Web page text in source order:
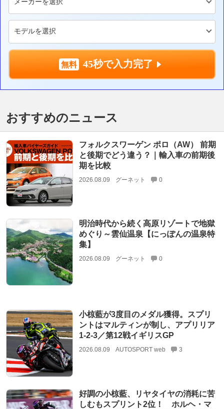
45秒で入力完了
おすすめのニュース
フォルクスワーゲン ポロ（AW） 前期
と後期でどう違う？｜輸入車の前期後
期を比較
2026.08.09 グーネット 0
明治時代から続く高原リゾートで地獄
めぐり～雲仙温泉【にっぽんの温泉特
集】
2026.08.09 グーネット 0
小椋藍が3度目のメダル獲得。スプリ
ントはマルティンが制し、アプリリア
1-2-3／第12戦イギリスGP
2026.08.09 AUTOSPORT web 3
好調の小椋藍、リヤタイヤの消耗に苦
しむもスプリント2位！ ホルヘ・マ